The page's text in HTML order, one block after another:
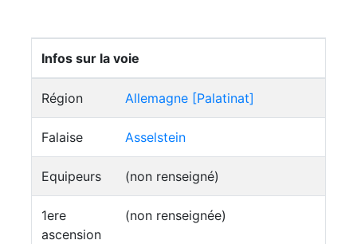
Infos sur la voie
Région Allemagne [Palatinat]
Falaise Asselstein
Equipeurs (non renseigné)
1ere
ascension
(non renseignée)